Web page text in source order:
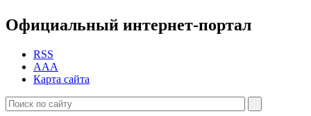
Официальный интернет-портал
RSS
AAA
Карта сайта